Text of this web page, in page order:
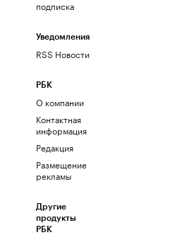
подписка
Уведомления
RSS Новости
РБК
О компании
Контактная
информация
Редакция
Размещение
рекламы
Другие
продукты
РБК